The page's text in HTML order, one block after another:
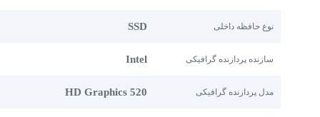
نوع حافظه داخلی SSD
سازنده پردازنده گرافیکی Intel
مدل پردازنده گرافیکی HD Graphics 520